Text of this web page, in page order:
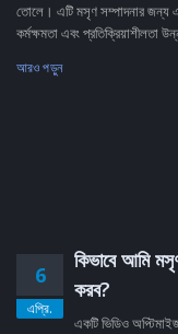
তোলে। এটি মসৃণ সম্পাদনার
কর্মক্ষমতা এবং প্রতিক্রিয়াশীলতা
আরও পড়ুন
6
এপ্রি.
কিভাবে আমি
করব?
একটি ভিডিও